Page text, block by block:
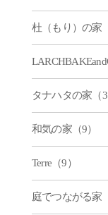
杜（もり）の家
タナハタの家（3
和気の家（9）
Terre（9）
庭でつながる家